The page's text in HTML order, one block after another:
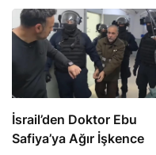
İsrail’den Doktor Ebu
Safiya’ya Ağır İşkence